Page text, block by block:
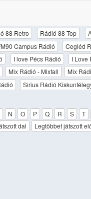
88 Retro Rádió 88 Top
Campus Rádió Cegléd
I love Pécs Rádió I Love
Mix Rádió - Mixfall Mix
Sirius Rádió
N O P Q R S T
dal Legtöbbet játszott